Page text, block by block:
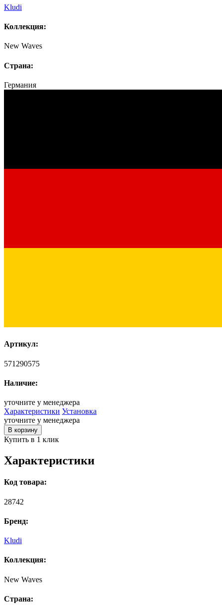
Kludi
Коллекция:
New Waves
Страна:
Германия
Артикул:
571290575
Наличие:
уточните у менеджера
Характеристики Установка
уточните у менеджера
В корзину
Купить в 1 клик
Характеристики
Код товара:
28742
Бренд:
Kludi
Коллекция:
New Waves
Страна: